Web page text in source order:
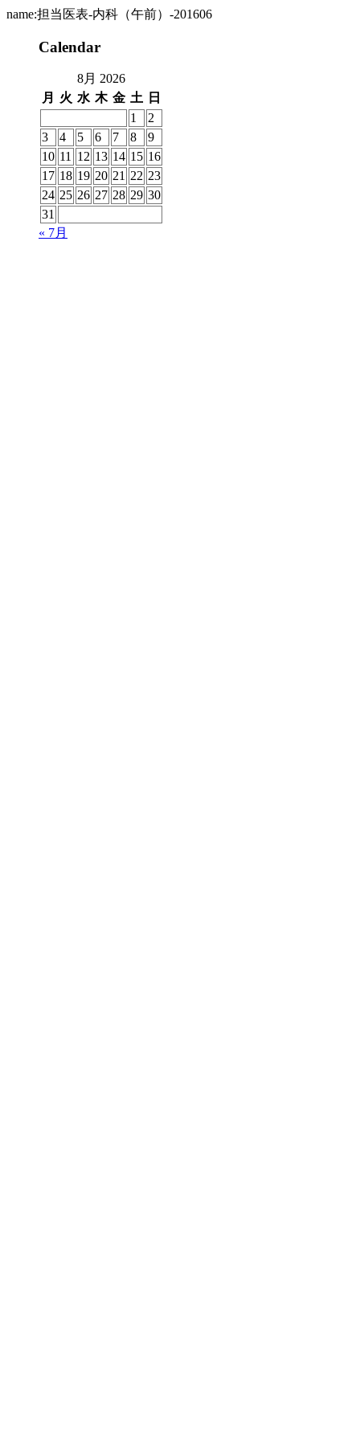
name:担当医表-内科（午前）-201606
Calendar
8月 2026
月
火 水 木 金 土 日
1
2
3
4 5 6 7 8
9
10 11 12 13 14 15 16
17 18 19 20 21 22 23
24 25 26 27 28 29 30
31
« 7月